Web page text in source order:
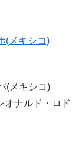
(メキシコ)
(メキシコ)
ナルド・ロド